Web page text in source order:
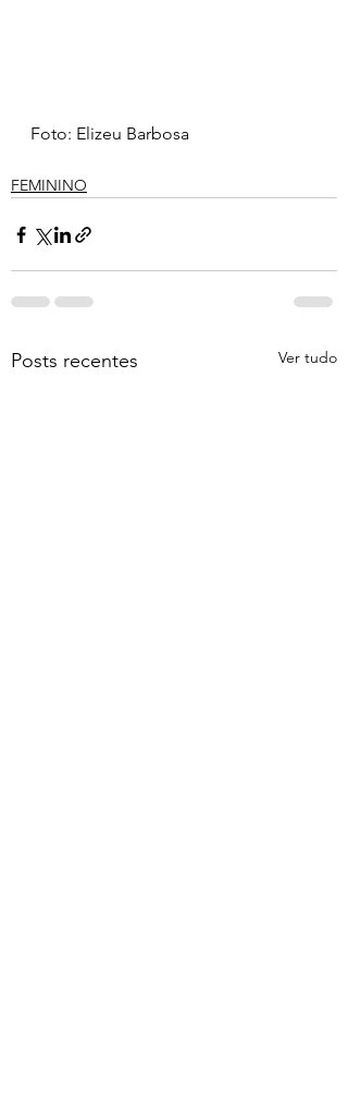
Foto: Elizeu Barbosa
FEMININO
Posts recentes Ver tudo